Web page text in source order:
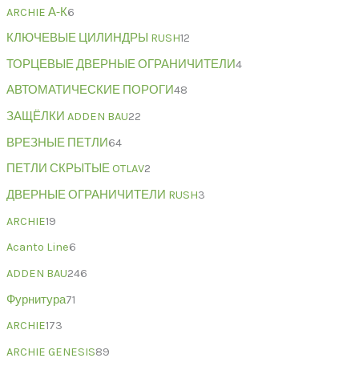
ARCHIE А-К6
КЛЮЧЕВЫЕ ЦИЛИНДРЫ RUSH12
ТОРЦЕВЫЕ ДВЕРНЫЕ ОГРАНИЧИТЕЛИ4
АВТОМАТИЧЕСКИЕ ПОРОГИ48
ЗАЩЁЛКИ ADDEN BAU22
ВРЕЗНЫЕ ПЕТЛИ64
ПЕТЛИ СКРЫТЫЕ OTLAV2
ДВЕРНЫЕ ОГРАНИЧИТЕЛИ RUSH3
ARCHIE19
Acanto Line6
ADDEN BAU246
Фурнитура71
ARCHIE173
ARCHIE GENESIS89